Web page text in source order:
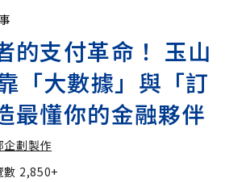
的支付革命！ 玉山
「大數據」與「訂
最懂你的金融夥伴
企劃製作
數 2,850+